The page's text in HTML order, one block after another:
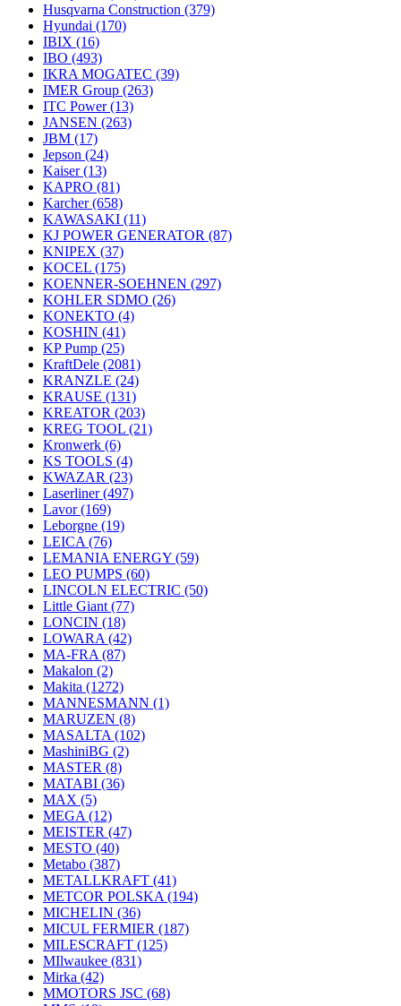
Husqvarna Construction (379)
Hyundai (170)
IBIX (16)
IBO (493)
IKRA MOGATEC (39)
IMER Group (263)
ITC Power(13)
JANSEN (263)
JBM (17)
Jepson (24)
Kaiser(13)
KAPRO (81)
Karcher(658)
KAWASAKI (11)
KJ POWER GENERATOR (87)
KNIPEX (37)
KOCEL (175)
KOENNER-SOEHNEN (297)
KOHLER SDMO (26)
KONEKTO (4)
KOSHIN (41)
KP Pump (25)
KraftDele (2081)
KRANZLE (24)
KRAUSE (131)
KREATOR (203)
KREG TOOL (21)
Kronwerk (6)
KS TOOLS (4)
KWAZAR (23)
Laserliner(497)
Lavor(169)
Leborgne (19)
LEICA (76)
LEMANIA ENERGY (59)
LEO PUMPS (60)
LINCOLN ELECTRIC (50)
Little Giant (77)
LONCIN (18)
LOWARA (42)
MA-FRA (87)
Makalon (2)
Makita (1272)
MANNESMANN (1)
MARUZEN (8)
MASALTA (102)
MashiniBG (2)
MASTER (8)
MATABI (36)
MAX (5)
MEGA (12)
MEISTER (47)
MESTO (40)
Metabo (387)
METALLKRAFT (41)
METCOR POLSKA (194)
MICHELIN (36)
MICUL FERMIER (187)
MILESCRAFT (125)
MIlwaukee (831)
Mirka (42)
MMOTORS JSC (68)